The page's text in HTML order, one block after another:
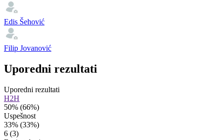
Edis Šehović
Filip Jovanović
Uporedni rezultati
Uporedni rezultati
H2H
50% (66%)
Uspešnost
33% (33%)
6 (3)